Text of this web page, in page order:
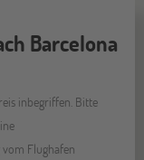
Barcelona
inbegriffen. Bitte
Flughafen